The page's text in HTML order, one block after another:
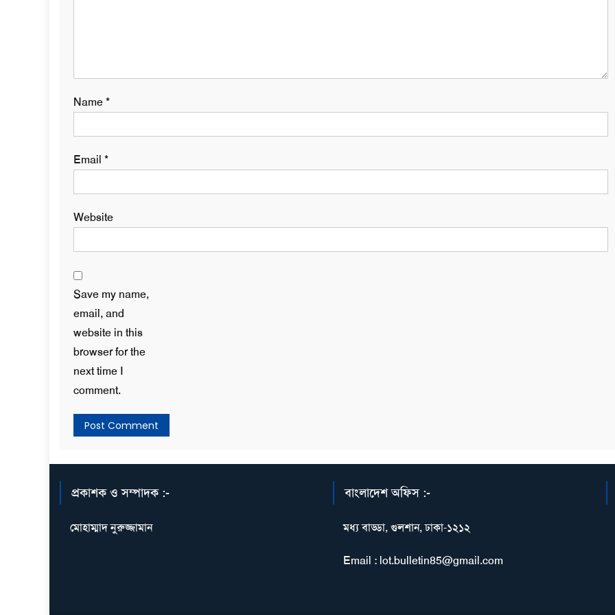
Name*
Email *
Website
Save my name,
email, and
website in this
browser for the
next time I
comment.
প্রকাশক ও সম্পাদক :-
মোহাম্মাদ নুরুজ্জামান
বাংলাদেশ অফিস :-
মধ্য বাড্ডা, গুলশান, ঢাকা-১২১২
Email : lot.bulletin85@gmail.com